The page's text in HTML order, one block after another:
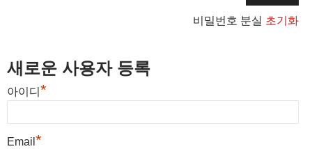
비밀번호 분실 초기화
새로운 사용자 등록
아이디 *
Email *